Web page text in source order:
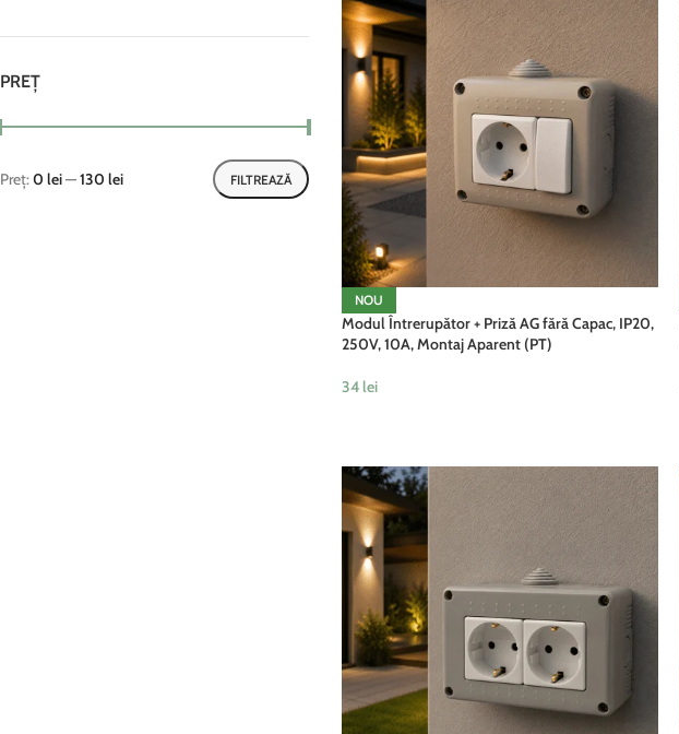
PREȚ
FILTREAZĂ
Preț:0 lei—130 lei
NOU
Modul Întrerupător + Priză AG fără Capac, IP20,
250V, 10A, Montaj Aparent (PT)
34 lei